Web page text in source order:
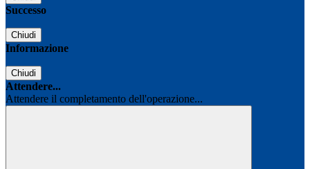
Successo
Chiudi
Informazione
Chiudi
Attendere...
Attendere il completamento dell'operazione...